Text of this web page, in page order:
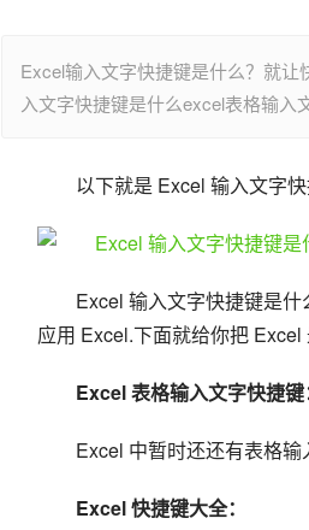
Excel输入文字快捷键是什么？就
入文字快捷键是什么excel表格输入
以下就是 Excel 输入文字快
Excel 输入文字快捷键是
应用 Excel.下面就给你把 Excel
Excel 表格输入文字快捷键
Excel 中暂时还还有表格输
Excel 快捷键大全：